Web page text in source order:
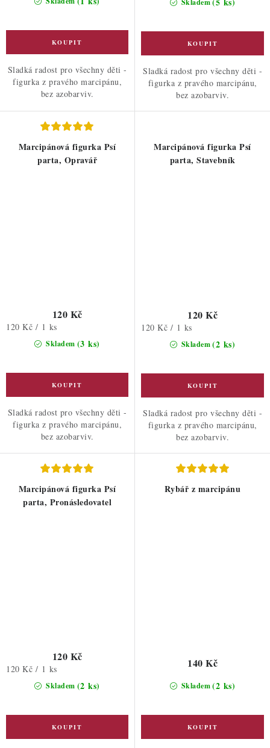
Sladká radost pro všechny děti -
figurka z pravého marcipánu,
bez azobarviv.
Skladem
Sladká radost pro všechny děti -
figurka z pravého marcipánu,
bez azobarviv.
Marcipánová figurka Psí
parta, Opravář
Skladem (3 ks)
120 Kč
Měrná
120 Kč / 1 ks
Sladká radost pro všechny děti -
figurka z pravého marcipánu,
bez azobarviv.
Marcipánová figurka Psí
parta, Stavebník
Skladem(2 ks)
120 Kč
Měrná
120 Kč / 1 ks
Sladká radost pro všechny děti -
figurka z pravého marcipánu,
bez azobarviv.
Marcipánová figurka Psí
parta, Pronásledovatel
Skladem (2 ks)
120 Kč
Měrná
120 Kč / 1 ks
Rybář z marcipánu
Skladem(2 ks)
140 Kč